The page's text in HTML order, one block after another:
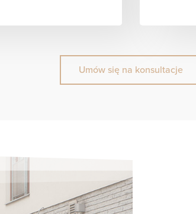
Umów się na konsultacje